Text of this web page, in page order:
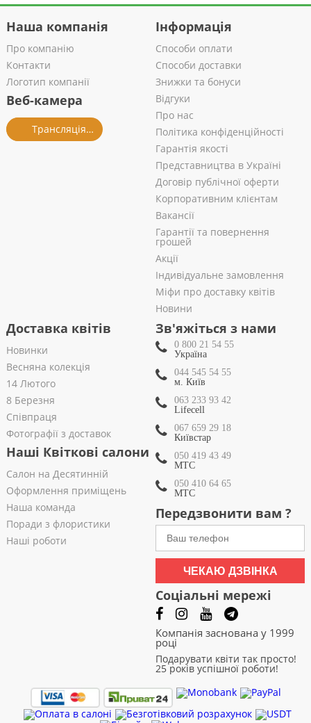
Наша компанія
Про компанію
Контакти
Логотип компанії
Веб-камера
Трансляція із салону
Інформація
Способи оплати
Способи доставки
Знижки та бонуси
Відгуки
Про нас
Політика конфіденційності
Гарантія якості
Представництва в Україні
Договір публічної оферти
Корпоративним клієнтам
Вакансії
Гарантії та повернення
грошей
Акції
Індивідуальне замовлення
Міфи про доставку квітів
Новини
Доставка квітів
Новинки
Весняна колекція
14 Лютого
8 Березня
Співпраця
Фотографії з доставок
Наші Квіткові салони
Салон на Десятинній
Оформлення приміщень
Наша команда
Поради з флористики
Наші роботи
Зв'яжіться з нами
0 800 21 54 55
Україна
044 545 54 55
м. Київ
063 233 93 42
Lifecell
067 659 29 18
Київстар
050 419 43 49
МТС
050 410 64 65
МТС
Передзвонити вам ?
ЧЕКАЮ ДЗВІНКА
Соціальні мережі
Компанія заснована у 1999
році
Подарувати квіти так просто!
25 років успішної роботи!